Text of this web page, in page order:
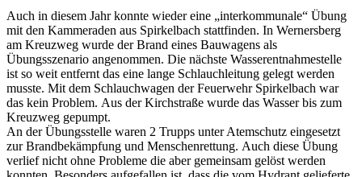
Auch in diesem Jahr konnte wieder eine „interkommunale“ Übung
mit den Kammeraden aus Spirkelbach stattfinden. In Wernersberg
am Kreuzweg wurde der Brand eines Bauwagens als
Übungsszenario angenommen. Die nächste Wasserentnahmestelle
ist so weit entfernt das eine lange Schlauchleitung gelegt werden
musste. Mit dem Schlauchwagen der Feuerwehr Spirkelbach war
das kein Problem. Aus der Kirchstraße wurde das Wasser bis zum
Kreuzweg gepumpt.
An der Übungsstelle waren 2 Trupps unter Atemschutz eingesetzt
zur Brandbekämpfung und Menschenrettung. Auch diese Übung
verlief nicht ohne Probleme die aber gemeinsam gelöst werden